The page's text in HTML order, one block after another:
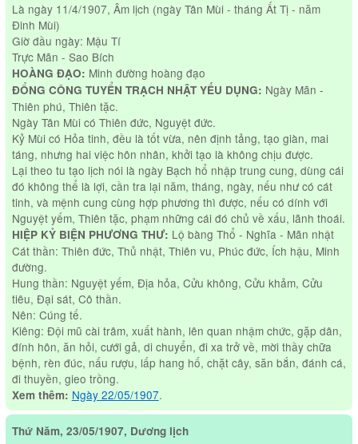
Là ngày 11/4/1907, Âm lịch (ngày Tân Mùi - tháng Ất Tị - năm
Đinh Mùi)
Giờ đầu ngày: Mậu Tí
Trực Mãn - Sao Bích
HOÀNG ĐẠO: Minh đường hoàng đạo
ĐỔNG CÔNG TUYỂN TRẠCH NHẬT YẾU DỤNG: Ngày Mãn -
Thiên phú, Thiên tặc.
Ngày Tân Mùi có Thiên đức, Nguyệt đức.
Kỷ Mùi có Hỏa tinh, đều là tốt vừa, nên định tảng, tạo giàn, mai
táng, nhưng hai việc hôn nhân, khởi tạo là không chịu được.
Lại theo tu tạo lịch nói là ngày Bạch hổ nhập trung cung, dùng cái
đó không thể là lợi, cần tra lại năm, tháng, ngày, nếu như có cát
tinh, và mệnh cung cùng hợp phương thì được, nếu có dính với
Nguyệt yếm, Thiên tặc, phạm những cái đó chủ về xấu, lãnh thoái.
HIỆP KỶ BIỆN PHƯƠNG THƯ: Lộ bàng Thổ - Nghĩa - Mãn nhật
Cát thần: Thiên đức, Thủ nhật, Thiên vu, Phúc đức, Ích hậu, Minh
đường.
Hung thần: Nguyệt yếm, Địa hỏa, Cửu không, Cửu khảm, Cửu
tiêu, Đại sát, Cô thần.
Nên: Cúng tế.
Kiêng: Đội mũ cài trâm, xuất hành, lên quan nhậm chức, gặp dân,
đính hôn, ăn hỏi, cưới gả, di chuyển, đi xa trở về, mời thầy chữa
bệnh, rèn đúc, nấu rượu, lấp hang hố, chặt cây, săn bắn, đánh cá,
đi thuyền, gieo trồng.
Xem thêm: Ngày 22/05/1907.
Thứ Năm, 23/05/1907, Dương lịch